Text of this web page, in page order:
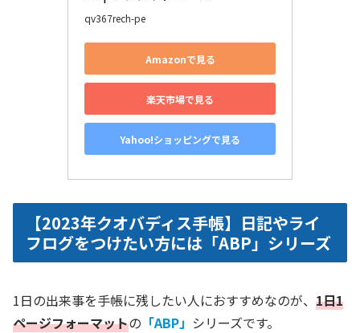
qv367rech-pe
Amazonで見る
楽天市場で見る
Yahoo!ショッピングで見る
【2023年クオバディス手帳】日記やライ
フログをつけたい方には「ABP」シリーズ
1日の出来事を手帳に残したい人におすすめなのが、 1日1
ページフォーマットの 「ABP」 シリーズです。